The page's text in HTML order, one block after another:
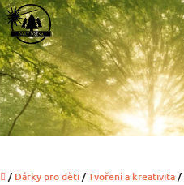
Domů
/ Dárky pro děti/Tvoření a kreativita/